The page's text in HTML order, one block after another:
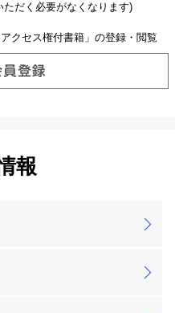
だく必要がなくなります)
クセス権付書籍」の登録・閲覧
報